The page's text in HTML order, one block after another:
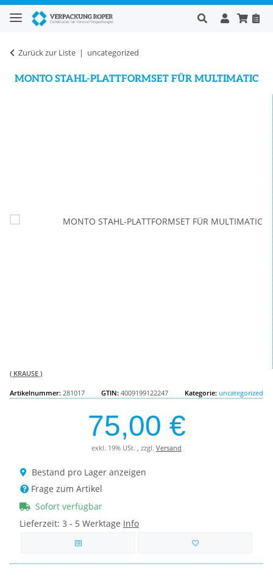
Zurück zur Liste uncategorized
MONTO STAHL-PLATTFORMSET FÜR MULTIMATIC
( KRAUSE )
Artikelnummer: 281017 GTIN: 4009199122247 Kategorie: uncategorized
75,00 €
exkl. 19% USt. , zzgl. Versand
Bestand pro Lager anzeigen
Frage zum Artikel
Sofort verfügbar
Lieferzeit: 3 - 5 Werktage Info